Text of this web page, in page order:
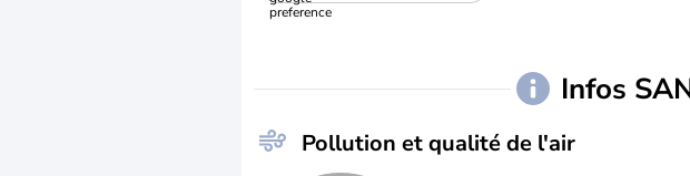
Infos
Pollution et qualité de l'air